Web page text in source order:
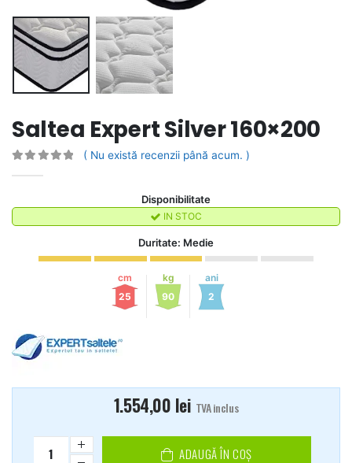
Saltea Expert Silver 160×200
( Nu există recenzii până acum. )
Disponibilitate
IN STOC
Duritate: Medie
cm
25
kg
90
ani
2
1.554,00 lei TVA inclus
ADAUGĂ ÎN COȘ